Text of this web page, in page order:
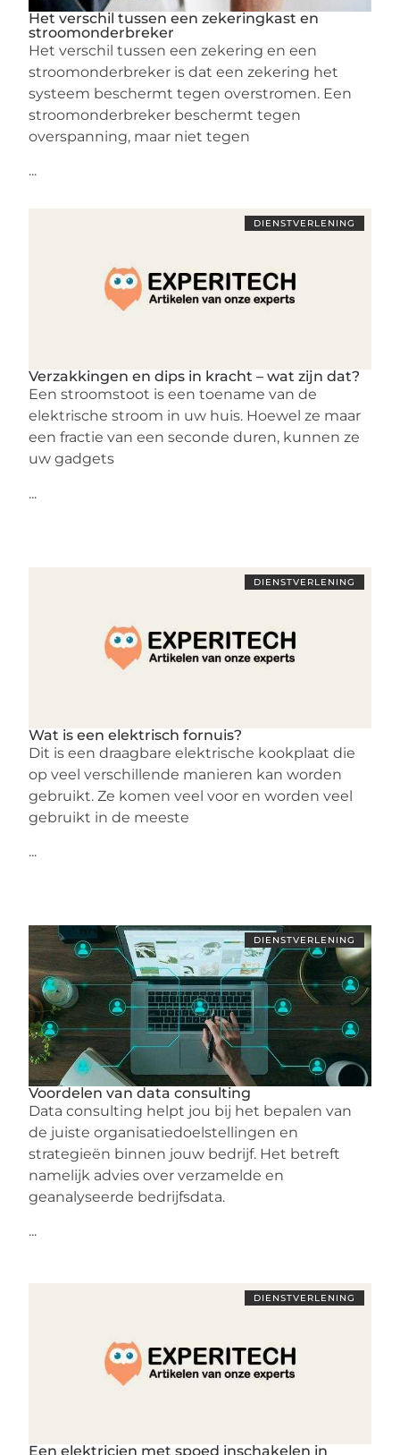
Het verschil tussen een zekeringkast en
stroomonderbreker
Het verschil tussen een zekering en een
stroomonderbreker is dat een zekering het
systeem beschermt tegen overstromen. Een
stroomonderbreker beschermt tegen
overspanning, maar niet tegen
...
DIENSTVERLENING
Verzakkingen en dips in kracht – wat zijn dat?
Een stroomstoot is een toename van de
elektrische stroom in uw huis. Hoewel ze maar
een fractie van een seconde duren, kunnen ze
uw gadgets
...
DIENSTVERLENING
Wat is een elektrisch fornuis?
Dit is een draagbare elektrische kookplaat die
op veel verschillende manieren kan worden
gebruikt. Ze komen veel voor en worden veel
gebruikt in de meeste
...
DIENSTVERLENING
Voordelen van data consulting
Data consulting helpt jou bij het bepalen van
de juiste organisatiedoelstellingen en
strategieën binnen jouw bedrijf. Het betreft
namelijk advies over verzamelde en
geanalyseerde bedrijfsdata.
...
DIENSTVERLENING
Een elektricien met spoed inschakelen in